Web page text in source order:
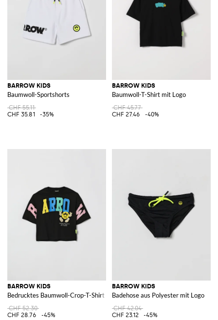
BARROW KIDS
Baumwoll-Sportshorts
CHF 55.11
CHF 35.81
-35%
BARROW KIDS
Baumwoll-T-Shirt mit Logo
CHF 45.77
CHF 27.46
-40%
BARROW KIDS
Bedrucktes Baumwoll-Crop-T-Shirt
CHF 52.30
CHF 28.76
-45%
BARROW KIDS
Badehose aus Polyester mit Logo
CHF 42.04
CHF 23.12
-45%